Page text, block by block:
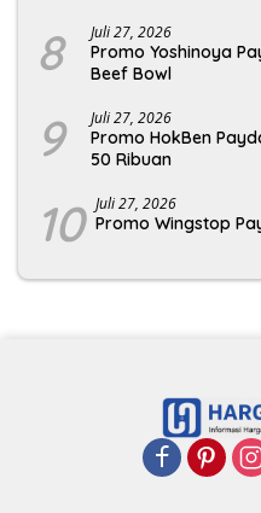
8 Juli 27, 2026
Promo Yoshinoya
Beef Bowl
9 Juli 27, 2026
Promo HokBen
50 Ribuan
10 Juli 27, 2026
Promo Wingstop